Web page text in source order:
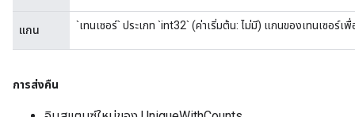
แกน `เทนเซอร์` ประเภท `int32` (ค่าเริ่มต้น: ไม่มี) แกนของเทนเซอร์
การส่งคืน